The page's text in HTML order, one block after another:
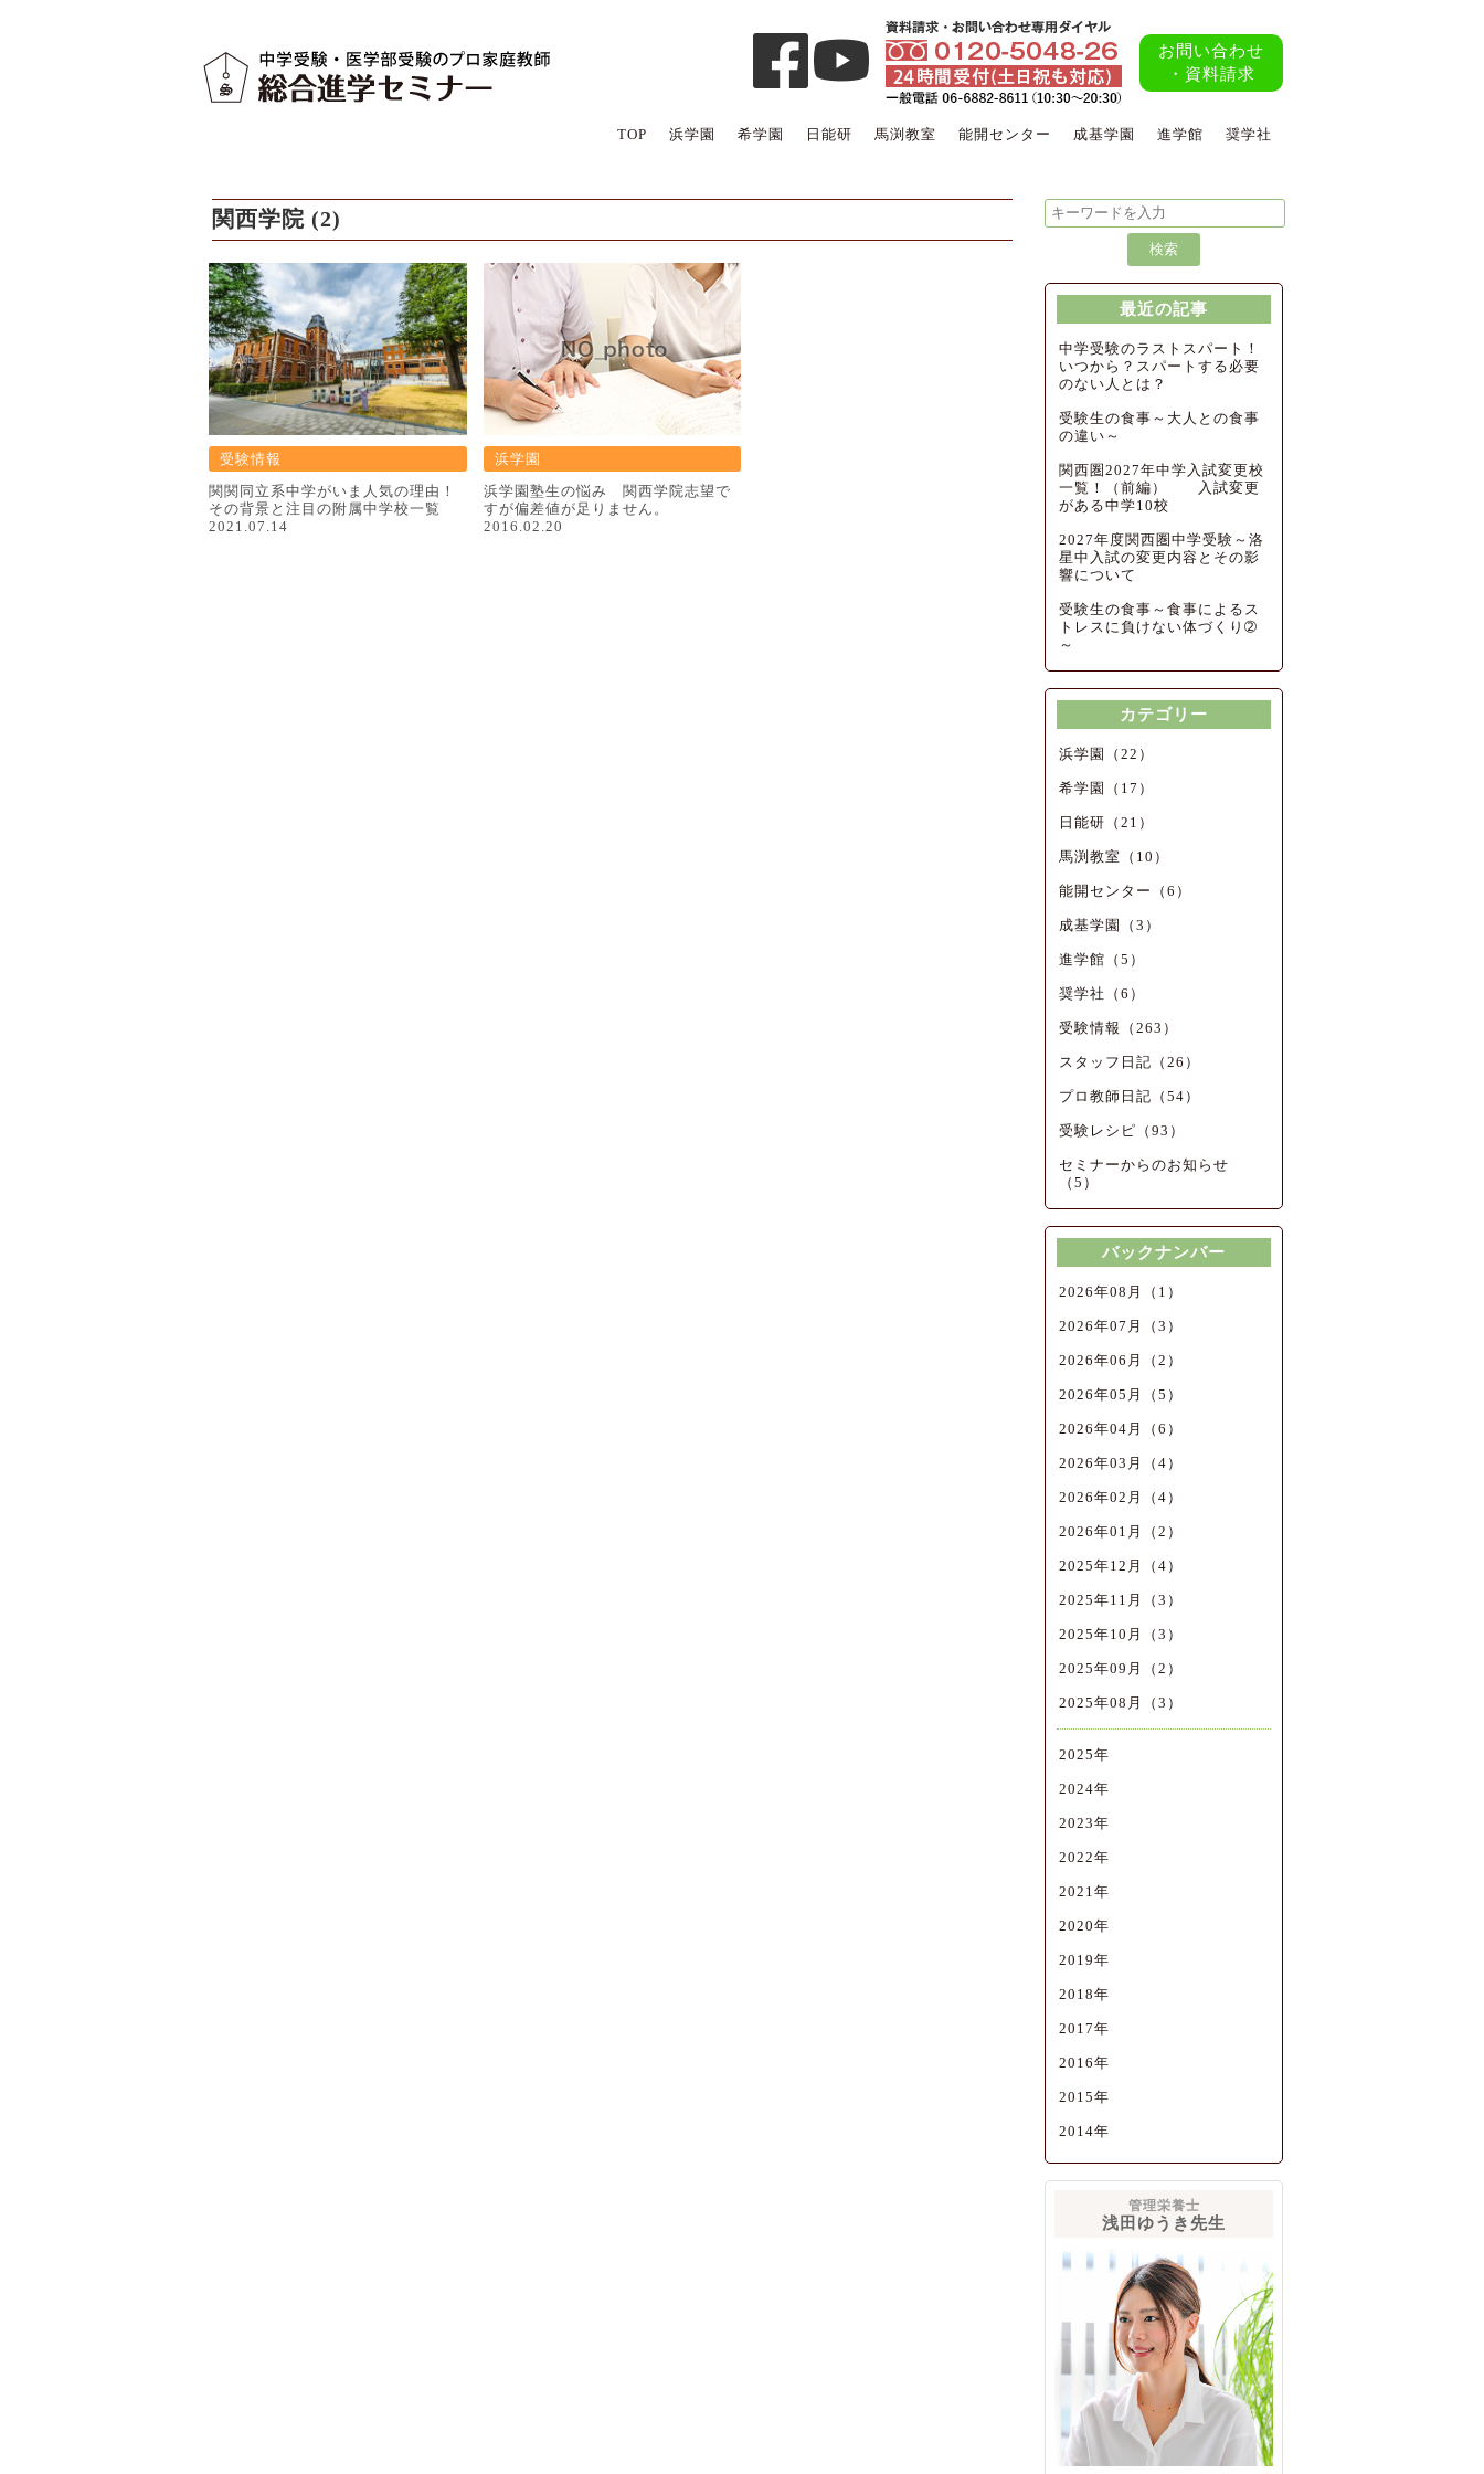
お問い合わせ
・資料請求
TOP 浜学園 希学園 日能研 馬渕教室 能開センター 成基学園 進学館 奨学社
関西学院 (2)
受験情報
関関同立系中学がいま人気の理由！
その背景と注目の附属中学校一覧
2021.07.14
浜学園
浜学園塾生の悩み 関西学院志望で
すが偏差値が足りません。
2016.02.20
最近の記事
中学受験のラストスパート！
いつから？スパートする必要
のない人とは？
受験生の食事～大人との食事
の違い～
関西圏2027年中学入試変更校
一覧！（前編） 入試変更
がある中学10校
2027年度関西圏中学受験～洛
星中入試の変更内容とその影
響について
受験生の食事～食事によるス
トレスに負けない体づくり➁
～
カテゴリー
浜学園（22）
希学園（17）
日能研（21）
馬渕教室（10）
能開センター（6）
成基学園（3）
進学館（5）
奨学社（6）
受験情報（263）
スタッフ日記（26）
プロ教師日記（54）
受験レシピ（93）
セミナーからのお知らせ
（5）
バックナンバー
2026年08月（1）
2026年07月（3）
2026年06月（2）
2026年05月（5）
2026年04月（6）
2026年03月（4）
2026年02月（4）
2026年01月（2）
2025年12月（4）
2025年11月（3）
2025年10月（3）
2025年09月（2）
2025年08月（3）
2025年
2024年
2023年
2022年
2021年
2020年
2019年
2018年
2017年
2016年
2015年
2014年
管理栄養士
浅田ゆうき先生